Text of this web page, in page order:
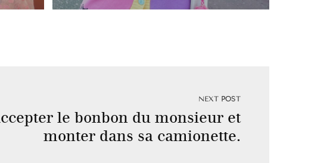
NEXT POST
le bonbon du monsieur et
monter dans sa camionette.